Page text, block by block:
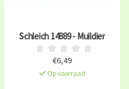
Schleich 14889 - Muildier
€6,49
Op voorraad